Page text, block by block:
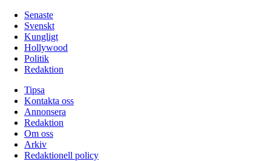
Senaste
Svenskt
Kungligt
Hollywood
Politik
Redaktion
Tipsa
Kontakta oss
Annonsera
Redaktion
Om oss
Arkiv
Redaktionell policy